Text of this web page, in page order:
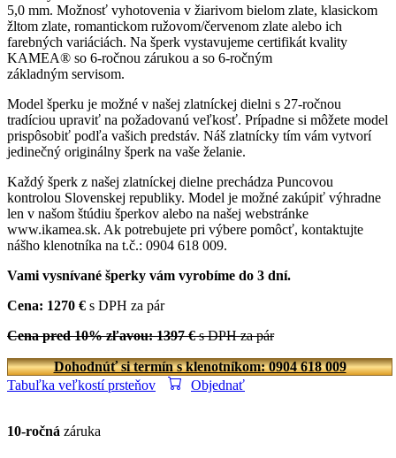
5,0 mm. Možnosť vyhotovenia v žiarivom bielom zlate, klasickom
žltom zlate, romantickom ružovom/červenom zlate alebo ich
farebných variáciách. Na šperk vystavujeme certifikát kvality
KAMEA® so 6-ročnou zárukou a so 6-ročným
základným servisom.
Model šperku je možné v našej zlatníckej dielni s 27-ročnou
tradíciou upraviť na požadovanú veľkosť. Prípadne si môžete model
prispôsobiť podľa vašich predstáv. Náš zlatnícky tím vám vytvorí
jedinečný originálny šperk na vaše želanie.
Každý šperk z našej zlatníckej dielne prechádza Puncovou
kontrolou Slovenskej republiky. Model je možné zakúpiť výhradne
len v našom štúdiu šperkov alebo na našej webstránke
www.ikamea.sk. Ak potrebujete pri výbere pomôcť, kontaktujte
nášho klenotníka na t.č.: 0904 618 009.
Vami vysnívané šperky vám vyrobíme do 3 dní.
Cena: 1270 € s DPH za pár
Cena pred 10% zľavou: 1397 €s DPH za pár
Dohodnúť si termín s klenotníkom: 0904 618 009
Tabuľka veľkostí prsteňov
Objednať
10-ročná záruka